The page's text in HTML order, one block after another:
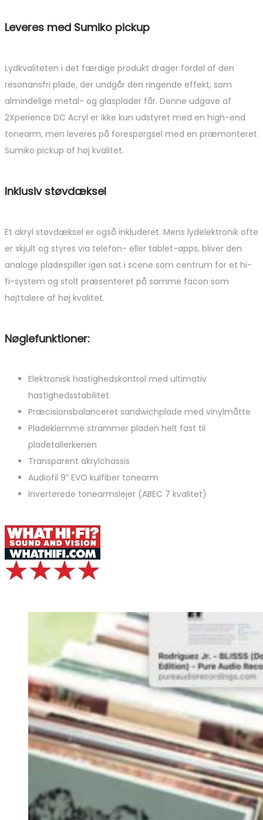
Leveres med Sumiko pickup
Lydkvaliteten i det færdige produkt drager fordel af den
resonansfri plade, der undgår den ringende effekt, som
almindelige metal- og glasplader får. Denne udgave af
2Xperience DC Acryl er ikke kun udstyret med en high-end
tonearm, men leveres på forespørgsel med en præmonteret
Sumiko pickup af høj kvalitet.
Inklusiv støvdæksel
Et akryl støvdæksel er også inkluderet. Mens lydelektronik ofte
er skjult og styres via telefon- eller tablet-apps, bliver den
analoge pladespiller igen sat i scene som centrum for et hi-
fi-system og stolt præsenteret på samme facon som
højttalere af høj kvalitet.
Nøglefunktioner:
Elektronisk hastighedskontrol med ultimativ
hastighedsstabilitet
Præcisionsbalanceret sandwichplade med vinylmåtte
Pladeklemme strammer pladen helt fast til
pladetallerkenen
Transparent akrylchassis
Audiofil 9” EVO kulfiber tonearm
Inverterede tonearmslejer (ABEC 7 kvalitet)